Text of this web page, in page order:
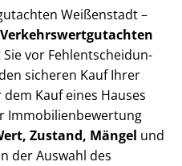
Weißenstadt –
Ver­kehrs­wert­gut­ach­ten
vor Fehl­ent­schei­dun­
sicheren Kauf Ihrer
Kauf eines Hauses
Im­mo­bi­li­en­be­wer­tung
Zustand, Mängel und
der Auswahl des